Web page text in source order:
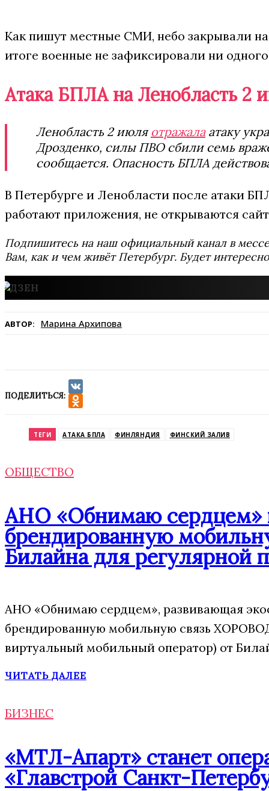
Как пишут местные СМИ, небо закрывали
итоге военные не зафиксировали ни
Атака БПЛА на Ленобласть 2
Ленобласть 2 июляотражалаатаку
Дрозденко, силы ПВО сбили семь
сообщается. Опасность БПЛА
В Петербурге и Ленобласти после атаки
работают приложения, не открываются
Подпишитесь на наш официальный канал в
Вам, как и чем живёт Петербург. Будет
АВТОР: Марина Архипова
ПОДЕЛИТЬСЯ:
VK
ТЕГИ АТАКА БПЛА ФИНЛЯНДИЯ ФИНСКИЙ ЗАЛИВ
ОБЩЕСТВО
АНО «Обнимаю сердцем»
брендированную
Билайна для регулярной
АНО «Обнимаю сердцем», развивающая
брендированную мобильную связь
виртуальный мобильный оператор) от
ЧИТАТЬ ДАЛЕЕ
БИЗНЕС
«МТЛ-Апарт» станет
«Главстрой Санкт-